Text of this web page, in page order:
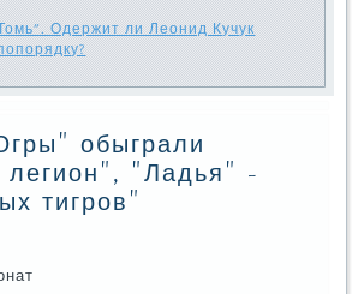
Одержит ли Леонид Кучук
обыграли
легион", "Ладья" -
тигров"